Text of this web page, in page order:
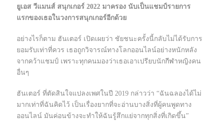
ยูเอส วีแมนส์ สนุกเกอร์ 2022 มาครอง นับเป็นแชมป์รายการ
แรกของเธอในวงการสนุกเกอร์อีกด้วย
อย่างไรก็ตาม ฮันเตอร์ เปิดเผยว่า ชัยชนะครั้งนี้กลับไม่ได้รับการ
ยอมรับเท่าที่ควร เธอถูกวิจารณ์ทางโลกออนไลน์อย่างหนักหลัง
จากคว้าแชมป์ เพราะทุกคนมองว่าเธอเอาเปรียบนักกีฬาหญิงคน
อื่นๆ
ฮันเตอร์ ที่ตัดสินใจแปลงเพศในปี 2019 กล่าวว่า “ฉันฉลองได้ไม่
มากเท่าที่ฉันคิดไว้ เป็นเรื่องยากที่จะอ่านบางสิ่งที่ผู้คนพูดทาง
ออนไลน์ มันค่อนข้างจะทำให้ฉันรู้สึกแย่จากทุกสิ่งที่เกิดขึ้น”